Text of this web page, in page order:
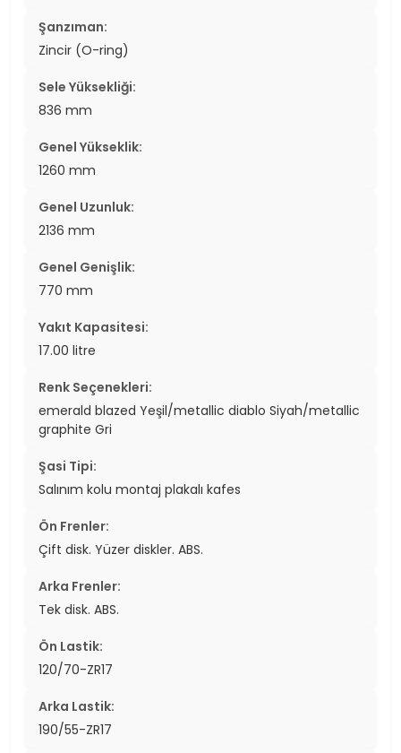
Şanzıman:
Zincir (O-ring)
Sele Yüksekliği:
836 mm
Genel Yükseklik:
1260 mm
Genel Uzunluk:
2136 mm
Genel Genişlik:
770 mm
Yakıt Kapasitesi:
17.00 litre
Renk Seçenekleri:
emerald blazed Yeşil/metallic diablo Siyah/metallic
graphite Gri
Şasi Tipi:
Salınım kolu montaj plakalı kafes
Ön Frenler:
Çift disk. Yüzer diskler. ABS.
Arka Frenler:
Tek disk. ABS.
Ön Lastik:
120/70-ZR17
Arka Lastik:
190/55-ZR17